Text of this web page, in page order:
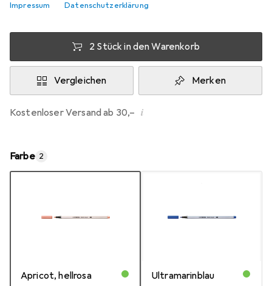
Impressum Datenschutzerklärung
−13%
2 Stück in den Warenkorb
Vergleichen Merken
Kostenloser Versand ab 30,– i
Farbe 2
Apricot, hellrosa Ultramarinblau